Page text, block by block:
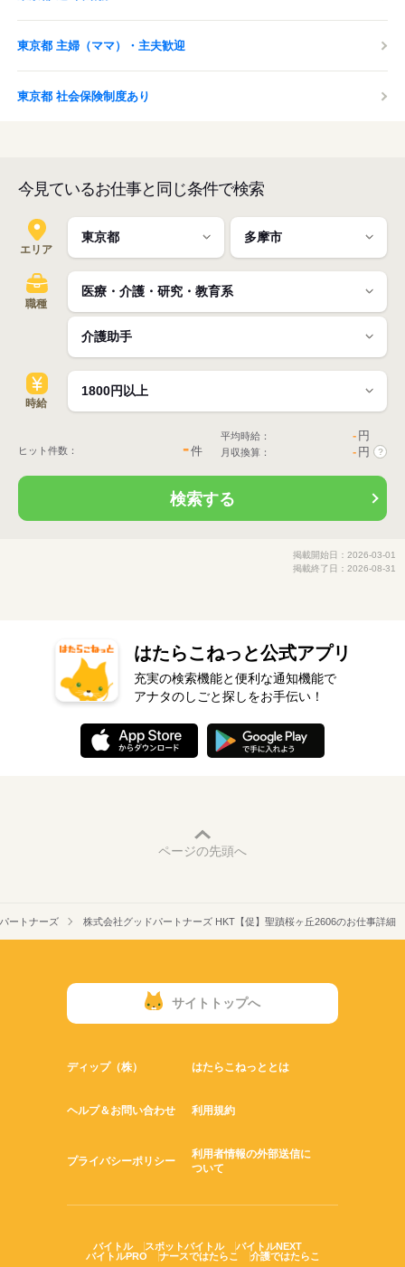
東京都 主婦（ママ）・主夫歓迎
東京都 社会保険制度あり
今見ているお仕事と同じ条件で検索
エリア
職種
時給
ヒット件数： -件
平均時給： - 円
月収換算： - 円 ?
検索する
掲載開始日：2026-03-01
掲載終了日：2026-08-31
はたらこねっと公式アプリ
充実の検索機能と便利な通知機能で
アナタのしごと探しをお手伝い！
ページの先頭へ
ートナーズ 株式会社グッドパートナーズ HKT【促】聖蹟桜ヶ丘2606のお仕事詳細
サイトトップへ
ディップ（株） はたらこねっととは
ヘルプ＆お問い合わせ 利用規約
プライバシーポリシー
利用者情報の外部送信に
ついて
バイトル スポットバイトル
バイトルNEXT
バイトルPRO
ナースではたらこ 介護ではたらこ